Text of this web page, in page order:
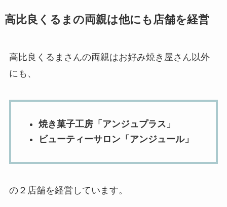
高比良くるまの両親は他にも店舗を経営
高比良くるまさんの両親はお好み焼き屋さん以外
にも、
焼き菓子工房「アンジュプラス」
ビューティーサロン「アンジュール」
の２店舗を経営しています。